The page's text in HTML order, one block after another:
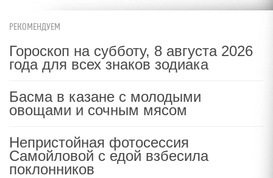
РЕКОМЕНДУЕМ
Гороскоп на субботу, 8 августа 2026
года для всех знаков зодиака
Басма в казане с молодыми
овощами и сочным мясом
Непристойная фотосессия
Самойловой с едой взбесила
поклонников